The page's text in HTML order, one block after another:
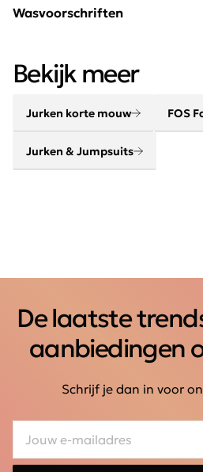
FOS Fashion is een trendy,
lichaamstypen.
Wasvoorschriften
Bekijk meer
Jurken korte mouw FOS
Jurken & Jumpsuits
De laatste
aanbiedingen
Schrijf je dan in voor